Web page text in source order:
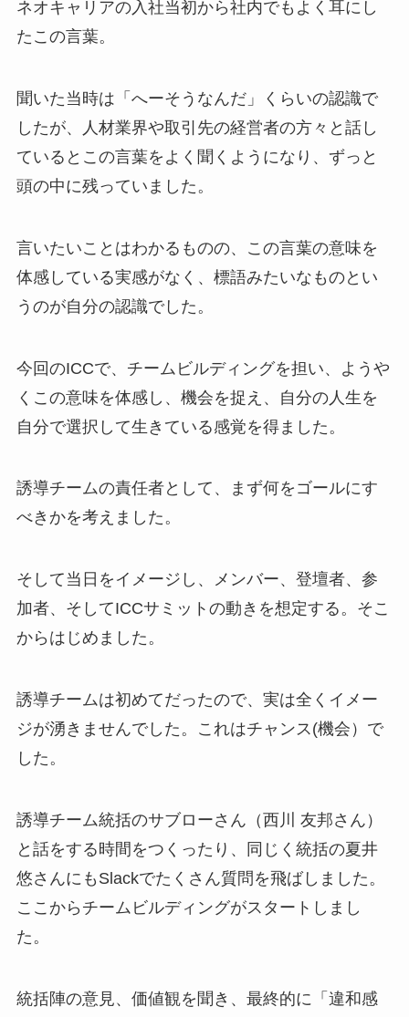
ネオキャリアの入社当初から社内でもよく耳にし
たこの言葉。
聞いた当時は「へーそうなんだ」くらいの認識で
したが、人材業界や取引先の経営者の方々と話し
ているとこの言葉をよく聞くようになり、ずっと
頭の中に残っていました。
言いたいことはわかるものの、この言葉の意味を
体感している実感がなく、標語みたいなものとい
うのが自分の認識でした。
今回のICCで、チームビルディングを担い、ようや
くこの意味を体感し、機会を捉え、自分の人生を
自分で選択して生きている感覚を得ました。
誘導チームの責任者として、まず何をゴールにす
べきかを考えました。
そして当日をイメージし、メンバー、登壇者、参
加者、そしてICCサミットの動きを想定する。そこ
からはじめました。
誘導チームは初めてだったので、実は全くイメー
ジが湧きませんでした。これはチャンス(機会）で
した。
誘導チーム統括のサブローさん（西川 友邦さん）
と話をする時間をつくったり、同じく統括の夏井
悠さんにもSlackでたくさん質問を飛ばしました。
ここからチームビルディングがスタートしまし
た。
統括陣の意見、価値観を聞き、最終的に「違和感